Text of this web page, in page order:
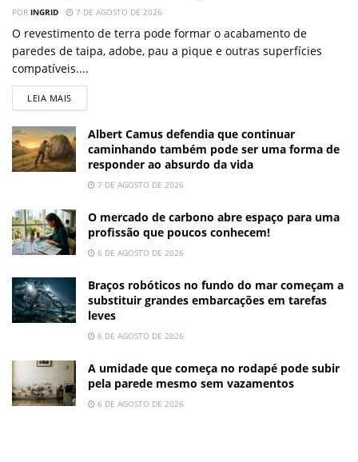
POR INGRID 7 DE AGOSTO DE 2026
O revestimento de terra pode formar o acabamento de
paredes de taipa, adobe, pau a pique e outras superfícies
compatíveis....
LEIA MAIS
Albert Camus defendia que continuar
caminhando também pode ser uma forma de
responder ao absurdo da vida
7 DE AGOSTO DE 2026
O mercado de carbono abre espaço para uma
profissão que poucos conhecem!
6 DE AGOSTO DE 2026
Braços robóticos no fundo do mar começam a
substituir grandes embarcações em tarefas
leves
6 DE AGOSTO DE 2026
A umidade que começa no rodapé pode subir
pela parede mesmo sem vazamentos
6 DE AGOSTO DE 2026